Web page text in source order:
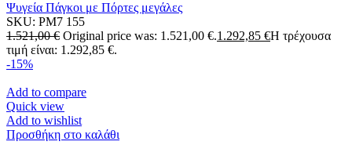
Ψυγεία Πάγκοι με Πόρτες μεγάλες
SKU: PM7 155
1.521,00€ Original price was: 1.521,00 €.1.292,85 €Η τρέχουσα
τιμή είναι: 1.292,85 €.
-15%
Add to compare
Quick view
Add to wishlist
Προσθήκη στο καλάθι